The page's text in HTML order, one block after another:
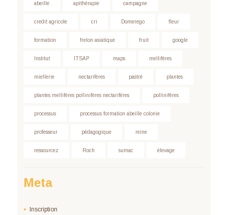
abeille apithérapie campagne
credit agricole cri Domerego fleur
formation frelon asiatique fruit google
Institut ITSAP maps mellifères
miellerie nectarifères pastré plantes
plantes mellifères pollinifères nectarifères pollinifères
processus processus formation abeille colonie
professeur pédagogique reine
ressourcez Roch sumac élevage
Meta
Inscription